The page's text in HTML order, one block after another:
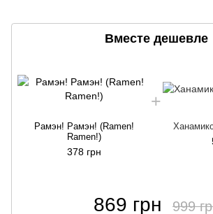
Вместе дешевле
Рамэн! Рамэн! (Ramen!
Ramen!)
378 грн
869 грн 999